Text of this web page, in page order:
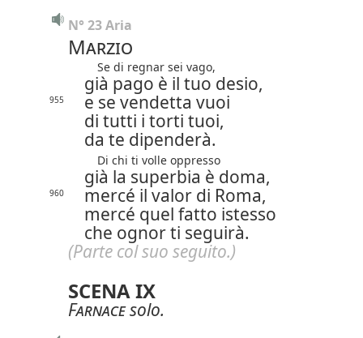
N° 23 Aria
Marzio
Se di regnar sei vago,
già pago è il tuo desio,
955
e se vendetta vuoi
di tutti i torti tuoi,
da te dipenderà.
Di chi ti volle oppresso
già la superbia è doma,
960
mercé il valor di Roma,
mercé quel fatto istesso
che ognor ti seguirà.
(Parte col suo seguito.)
SCENA IX
Farnacesolo.